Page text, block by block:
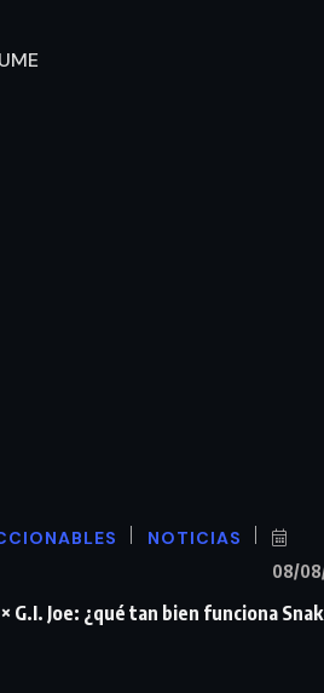
NOTICIAS
08/
G.I. Joe: ¿qué tan bien funciona